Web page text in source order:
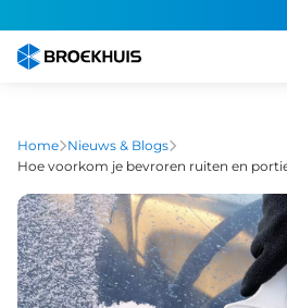
naar
gaan
Home Nieuws & Blogs
Hoe voorkom je bevroren ruiten en